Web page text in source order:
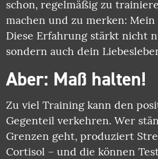
schon, regelmäßig zu
machen und zu merken: Mein
Diese Erfahrung stärkt nicht
sondern auch dein
Aber: Maß halten!
Zu viel Training kann den
Gegenteil verkehren. Wer
Grenzen geht, produziert
Cortisol – und die können